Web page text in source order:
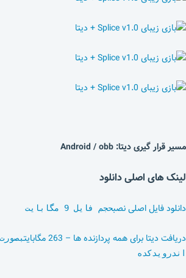
مسیر قرار گیری دیتا: Android / obb
لینک های اصلی دانلود
دانلود فایل اصلی نصبحجم فایل 9 مگابایت
دریافت دیتا برای همه پردازنده ها – 263 مگابایت
اندرویدکده